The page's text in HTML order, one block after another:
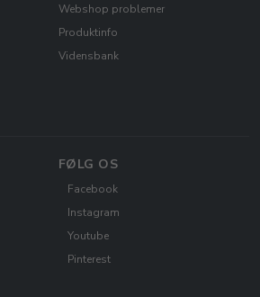
Webshop problemer
Produktinfo
Vidensbank
FØLG OS
Facebook
Instagram
Youtube
Pinterest